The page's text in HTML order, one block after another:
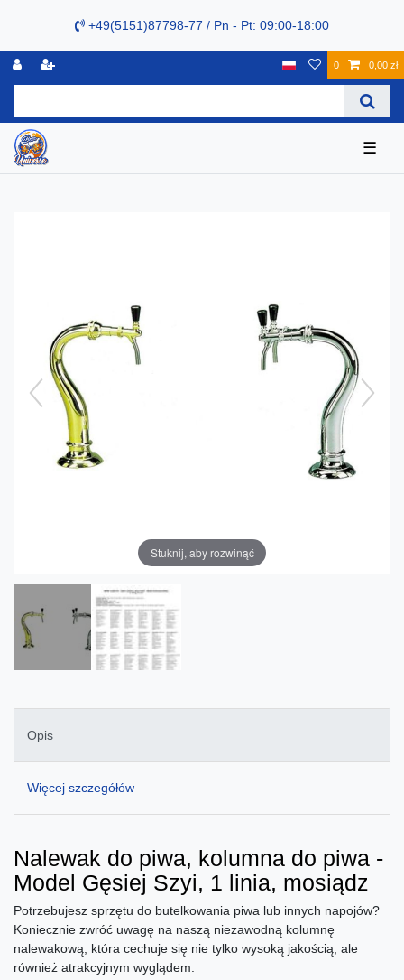
+49(5151)87798-77 / Pn - Pt: 09:00-18:00
0 0,00 zł
☰
Stuknij, aby rozwinąć
Opis
Więcej szczegółów
Nalewak do piwa, kolumna do piwa -
Model Gęsiej Szyi, 1 linia, mosiądz
Potrzebujesz sprzętu do butelkowania piwa lub innych napojów?
Koniecznie zwróć uwagę na naszą niezawodną kolumnę
nalewakową, która cechuje się nie tylko wysoką jakością, ale
również atrakcyjnym wyglądem.